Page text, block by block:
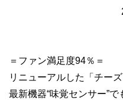
＝ファン満足度94％＝
リニューアルした「チーズ
最新機器“味覚センサー”